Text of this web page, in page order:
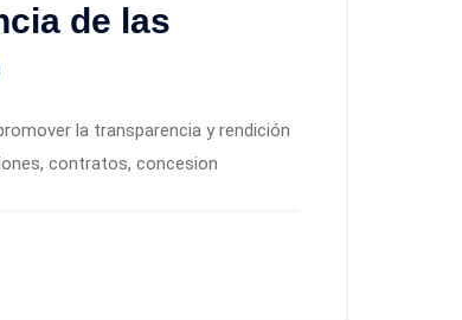
de las
la transparencia y rendición
contratos, concesion